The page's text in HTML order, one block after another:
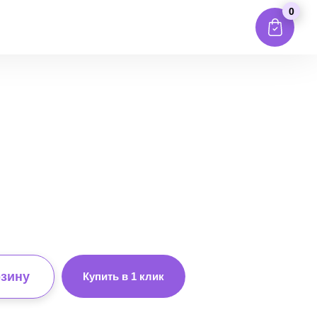
0
Купить в 1 клик